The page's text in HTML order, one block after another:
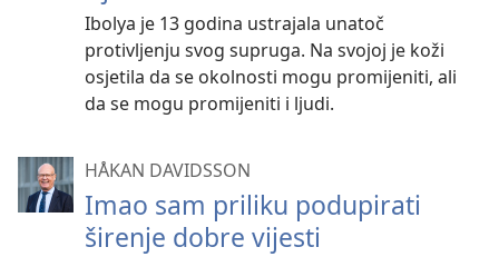
Ibolya je 13 godina ustrajala unatoč
protivljenju svog supruga. Na svojoj je koži
osjetila da se okolnosti mogu promijeniti, ali
da se mogu promijeniti i ljudi.
HÅKAN DAVIDSSON
Imao sam priliku podupirati
širenje dobre vijesti